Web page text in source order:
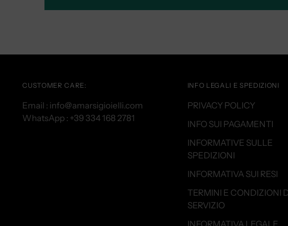
CUSTOMER CARE:
Email : info@amarsigioielli.com
WhatsApp : +39 334 168 2781
INFO LEGALI E SPEDIZIONI
PRIVACY POLICY
INFO SUI PAGAMENTI
INFORMATIVE SULLE
SPEDIZIONI
INFORMATIVA SUI RESI
TERMINI E CONDIZIONI
SERVIZIO